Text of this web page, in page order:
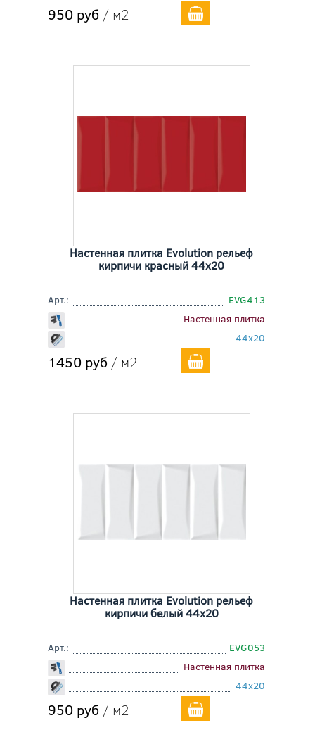
950 руб / м2
Настенная плитка Evolution рельеф
кирпичи красный 44x20
Арт.:
EVG413
Настенная плитка
44x20
1450 руб / м2
Настенная плитка Evolution рельеф
кирпичи белый 44x20
Арт.:
EVG053
Настенная плитка
44x20
950 руб / м2